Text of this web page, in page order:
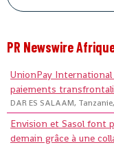
PR Newswire
UnionPay International
paiements
DAR ES SALAAM,
Envision et Sasol font
demain grâce à une